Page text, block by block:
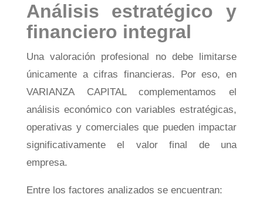
Análisis estratégico y
financiero integral
Una valoración profesional no debe limitarse
únicamente a cifras financieras. Por eso, en
VARIANZA CAPITAL complementamos el
análisis económico con variables estratégicas,
operativas y comerciales que pueden impactar
significativamente el valor final de una
empresa.
Entre los factores analizados se encuentran: